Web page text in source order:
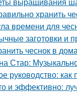
хранить
времени для
заготовки и
чеснок в
Стар:
руководство: как
и эффективно: